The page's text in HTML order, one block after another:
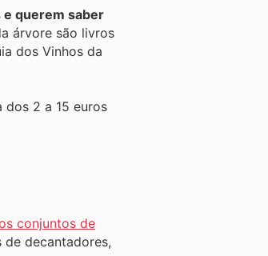
querem saber
árvore são livros
dos Vinhos da
dos 2 a 15 euros
conjuntos de
decantadores,